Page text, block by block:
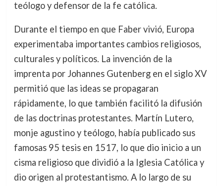
teólogo y defensor de la fe católica.
Durante el tiempo en que Faber vivió, Europa
experimentaba importantes cambios religiosos,
culturales y políticos. La invención de la
imprenta por Johannes Gutenberg en el siglo XV
permitió que las ideas se propagaran
rápidamente, lo que también facilitó la difusión
de las doctrinas protestantes. Martín Lutero,
monje agustino y teólogo, había publicado sus
famosas 95 tesis en 1517, lo que dio inicio a un
cisma religioso que dividió a la Iglesia Católica y
dio origen al protestantismo. A lo largo de su